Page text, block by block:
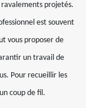
projetés.
est souvent
vous proposer de
un travail de
Pour recueillir les
coup de fil.